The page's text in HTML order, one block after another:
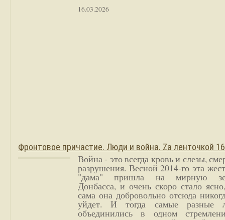
16.03.2026
Фронтовое причастие. Люди и война. Zа ленточкой
Война - это всегда кровь и слезы,
разрушения. Весной 2014-го эта
"дама" пришла на мирную
Донбасса, и очень скоро стало
сама она добровольно отсюда
уйдет. И тогда самые разные
объединились в одном